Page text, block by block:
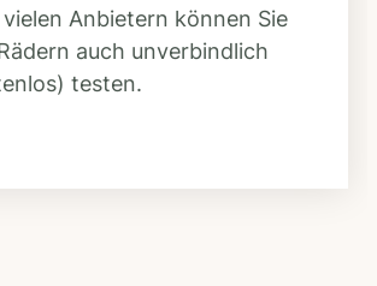
vielen Anbietern können Sie
auch unverbindlich
testen.